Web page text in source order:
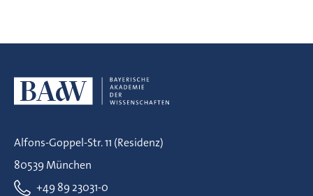
Alfons-Goppel-Str. 11 (Residenz)
80539 München
+49 89 23031-0